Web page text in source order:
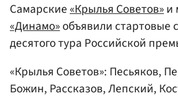
Самарские«Крылья Советов»и
«Динамо»объявили стартовые
десятого тура Российской
«Крылья Советов»: Песьяков,
Божин, Рассказов, Лепский,